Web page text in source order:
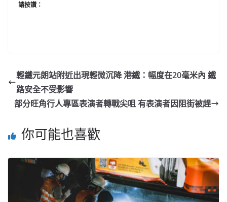
請按讚：
輕鐵元朗站附近出現輕微沉降 港鐵：幅度在20毫米內 鐵
路安全不受影響
部分旺角行人專區表演者轉戰尖咀 有表演者因阻街被趕
你可能也喜歡